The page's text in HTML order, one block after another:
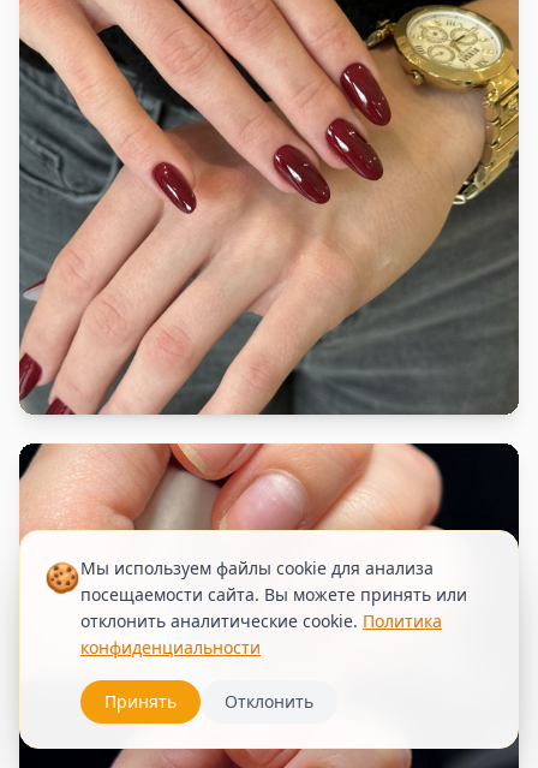
🍪Мы используем файлы cookie для анализа
посещаемости сайта. Вы можете принять или
отклонить аналитические cookie. Политика
конфиденциальности
Принять Отклонить